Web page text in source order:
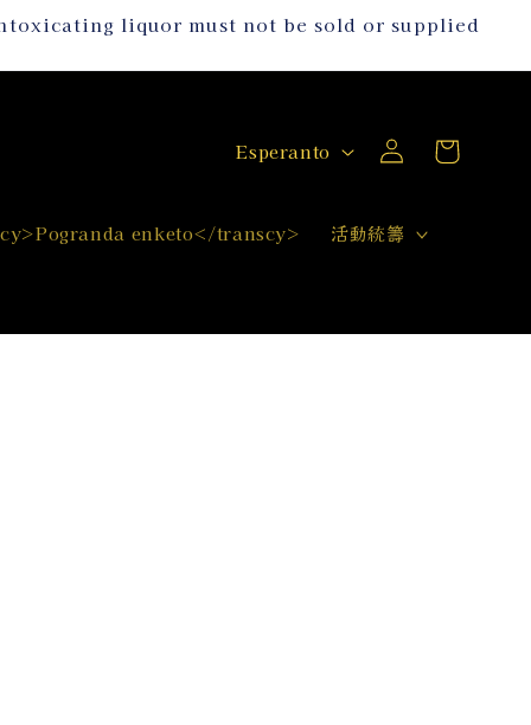
intoxicating liquor must not be sold or supplied
enketo</transcy> 活動統籌
語
Esperanto
登
入
物